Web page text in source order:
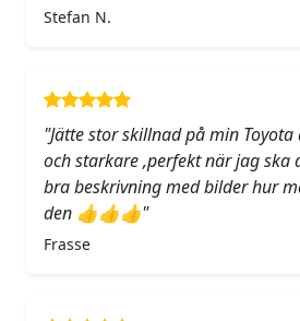
Stefan N.
"Jätte stor skillnad på min
och starkare ,perfekt när jag ska
bra beskrivning med bilder hur
den 👍👍👍"
Frasse